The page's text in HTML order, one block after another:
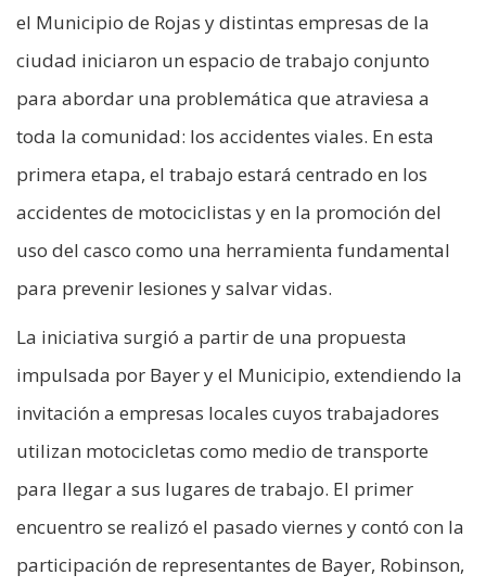
el Municipio de Rojas y distintas empresas de la
ciudad iniciaron un espacio de trabajo conjunto
para abordar una problemática que atraviesa a
toda la comunidad: los accidentes viales. En esta
primera etapa, el trabajo estará centrado en los
accidentes de motociclistas y en la promoción del
uso del casco como una herramienta fundamental
para prevenir lesiones y salvar vidas.
La iniciativa surgió a partir de una propuesta
impulsada por Bayer y el Municipio, extendiendo la
invitación a empresas locales cuyos trabajadores
utilizan motocicletas como medio de transporte
para llegar a sus lugares de trabajo. El primer
encuentro se realizó el pasado viernes y contó con la
participación de representantes de Bayer, Robinson,